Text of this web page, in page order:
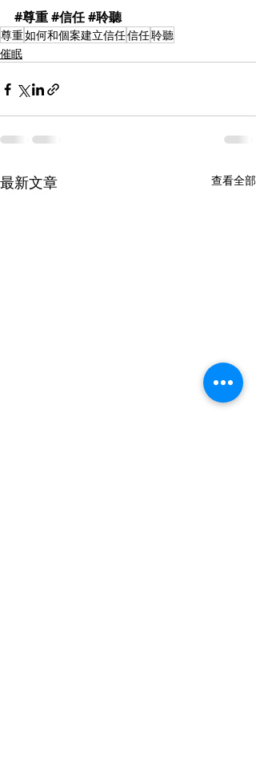
#尊重#信任#聆聽
尊重如何和個案建立信任信任聆聽
催眠
最新文章 查看全部